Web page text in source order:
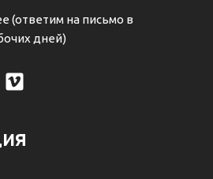
(ответим на письмо в
дней)